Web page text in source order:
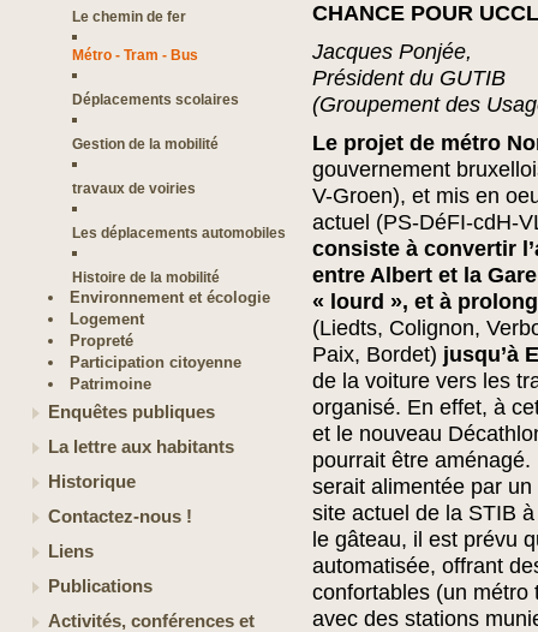
Le chemin de fer
Métro - Tram - Bus
Déplacements scolaires
Gestion de la mobilité
travaux de voiries
Les déplacements automobiles
Histoire de la mobilité
Environnement et écologie
Logement
Propreté
Participation citoyenne
Patrimoine
Enquêtes publiques
La lettre aux habitants
Historique
Contactez-nous !
Liens
Publications
Activités, conférences et
CHANCE POUR
Jacques Ponjée,
Président du GUTIB
(Groupement des
Le projet de métro
gouvernement
V-Groen), et mis en
actuel (PS-DéFI-cdH-
consiste à convertir
entre Albert et la
« lourd », et à
(Liedts, Colignon,
Paix, Bordet) jusqu’à
de la voiture vers les
organisé. En effet, à
et le nouveau
pourrait être
serait alimentée par
site actuel de la STIB
le gâteau, il est prévu
automatisée, offrant
confortables (un métro
avec des stations